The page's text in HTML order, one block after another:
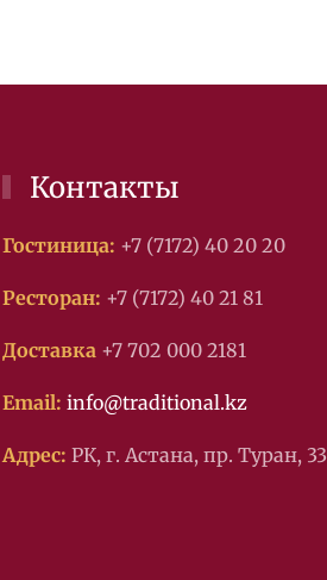
Контакты
Гостиница: +7 (7172) 40 20 20
Ресторан: +7 (7172) 40 21 81
Доставка+7 702 000 2181
Email: info@traditional.kz
Адрес: РК, г. Астана, пр. Туран, 33